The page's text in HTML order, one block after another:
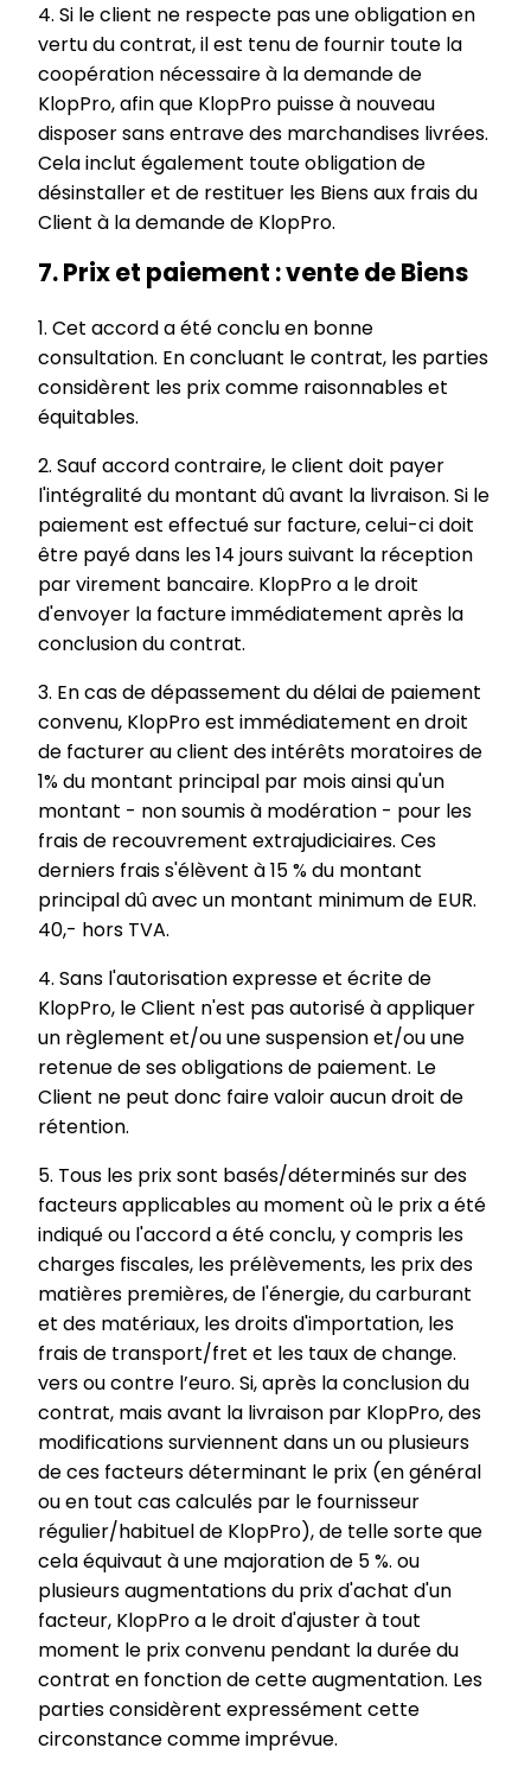
4. Si le client ne respecte pas une obligation en
vertu du contrat, il est tenu de fournir toute la
coopération nécessaire à la demande de
KlopPro, afin que KlopPro puisse à nouveau
disposer sans entrave des marchandises livrées.
Cela inclut également toute obligation de
désinstaller et de restituer les Biens aux frais du
Client à la demande de KlopPro.
7. Prix et paiement : vente de Biens
1. Cet accord a été conclu en bonne
consultation. En concluant le contrat, les parties
considèrent les prix comme raisonnables et
équitables.
2. Sauf accord contraire, le client doit payer
l'intégralité du montant dû avant la livraison. Si le
paiement est effectué sur facture, celui-ci doit
être payé dans les 14 jours suivant la réception
par virement bancaire. KlopPro a le droit
d'envoyer la facture immédiatement après la
conclusion du contrat.
3. En cas de dépassement du délai de paiement
convenu, KlopPro est immédiatement en droit
de facturer au client des intérêts moratoires de
1% du montant principal par mois ainsi qu'un
montant - non soumis à modération - pour les
frais de recouvrement extrajudiciaires. Ces
derniers frais s'élèvent à 15 % du montant
principal dû avec un montant minimum de EUR.
40,- hors TVA.
4. Sans l'autorisation expresse et écrite de
KlopPro, le Client n'est pas autorisé à appliquer
un règlement et/ou une suspension et/ou une
retenue de ses obligations de paiement. Le
Client ne peut donc faire valoir aucun droit de
rétention.
5. Tous les prix sont basés/déterminés sur des
facteurs applicables au moment où le prix a été
indiqué ou l'accord a été conclu, y compris les
charges fiscales, les prélèvements, les prix des
matières premières, de l'énergie, du carburant
et des matériaux, les droits d'importation, les
frais de transport/fret et les taux de change.
vers ou contre l’euro. Si, après la conclusion du
contrat, mais avant la livraison par KlopPro, des
modifications surviennent dans un ou plusieurs
de ces facteurs déterminant le prix (en général
ou en tout cas calculés par le fournisseur
régulier/habituel de KlopPro), de telle sorte que
cela équivaut à une majoration de 5 %. ou
plusieurs augmentations du prix d'achat d'un
facteur, KlopPro a le droit d'ajuster à tout
moment le prix convenu pendant la durée du
contrat en fonction de cette augmentation. Les
parties considèrent expressément cette
circonstance comme imprévue.